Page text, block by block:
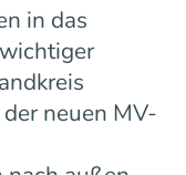
in das
neuen MV-